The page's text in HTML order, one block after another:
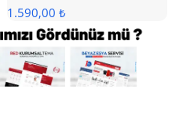
1.590,00 ₺